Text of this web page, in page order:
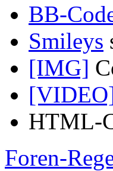
BB-
Smileys
[IMG]
HTML-
Foren-